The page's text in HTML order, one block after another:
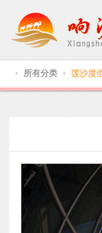
● 所有分类 ● 莲沙度